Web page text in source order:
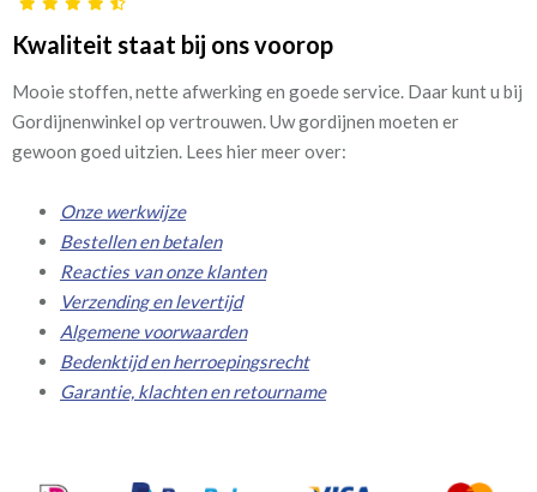
Kwaliteit staat bij ons voorop
Mooie stoffen, nette afwerking en goede service. Daar kunt u bij
Gordijnenwinkel op vertrouwen. Uw gordijnen moeten er
gewoon goed uitzien. Lees hier meer over:
Onze werkwijze
Bestellen en betalen
Reacties van onze klanten
Verzending en levertijd
Algemene voorwaarden
Bedenktijd en herroepingsrecht
Garantie, klachten en retourname